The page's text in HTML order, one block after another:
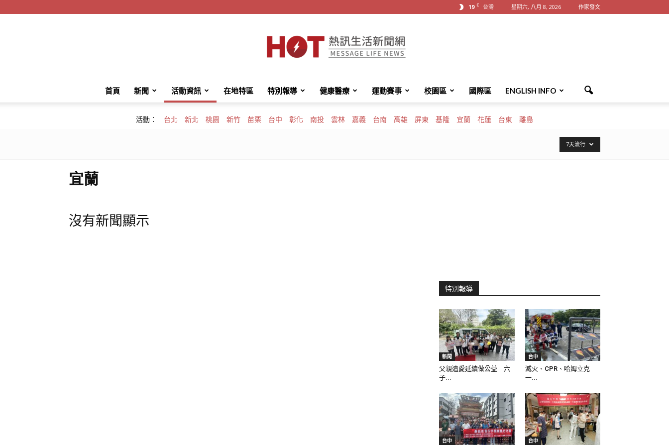
19 C 台灣 星期六, 八月 8, 2026 作家發文
HotMessage
首頁 新聞 活動資訊 在地特區 特別報導 健康醫療 運動賽事 校園區 國際區 ENGLISH INFO
活動： 台北 新北 桃園 新竹 苗栗 台中 彰化 南投 雲林 嘉義 台南 高雄 屏東 基隆 宜蘭 花蓮 台東 離島
7天流行
宜蘭
沒有新聞顯示
特別報導
新聞
父親遺愛延續做公益 六
子...
台中
滅火、CPR、哈姆立克
一...
台中 台中